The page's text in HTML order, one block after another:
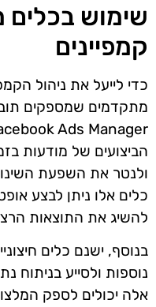
שימוש בכלים
קמפיינים
כדי לייעל את ניהול
מתקדמים שמספקים
ולנטר את השפעת
כלים אלו ניתן לבצע
להשיג את התוצאות
בנוסף, ישנם כלים
נוספות ולסייע בניתוח
אלה יכולים לספק